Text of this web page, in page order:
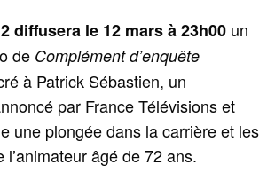
diffusera le 12 mars à 23h00un
de Complément d’enquête
à Patrick Sébastien, un
par France Télévisions et
une plongée dans la carrière et les
âgé de 72 ans.